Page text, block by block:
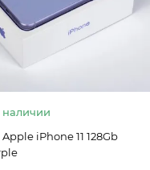
наличии
iPhone 11 128Gb